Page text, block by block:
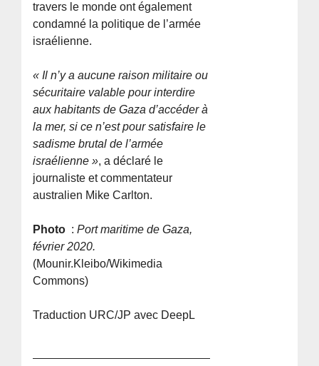
travers le monde ont également
condamné la politique de l’armée
israélienne.
« Il n’y a aucune raison militaire ou
sécuritaire valable pour interdire
aux habitants de Gaza d’accéder à
la mer, si ce n’est pour satisfaire le
sadisme brutal de l’armée
israélienne », a déclaré le
journaliste et commentateur
australien Mike Carlton.
Photo :Port maritime de Gaza,
février 2020.
(Mounir.Kleibo/Wikimedia
Commons)
Traduction URC/JP avec DeepL